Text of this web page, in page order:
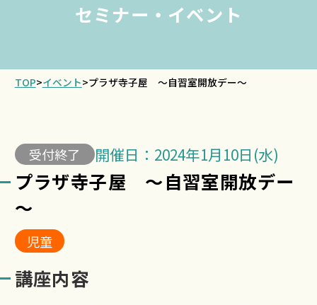
セミナー・イベント
TOP>イベント>プラザ寺子屋 ～自習室開放デー～
受付終了 開催日：2024年1月10日(水)
プラザ寺子屋 ～自習室開放デー
～
児童
講座内容